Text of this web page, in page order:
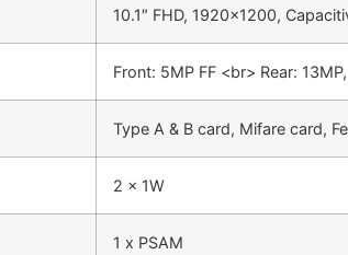
10.1″ FHD, 1920×1200,
Front: 5MP FF <br> Rear:
Type A & B card, Mifare card,
2 x 1W
1 x PSAM